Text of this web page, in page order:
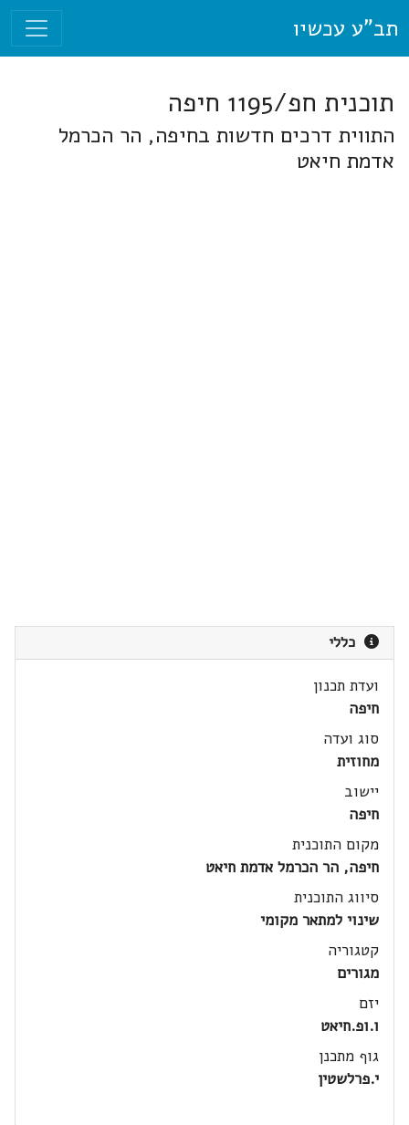
תב"ע עכשיו
תוכנית חפ/1195 חיפה
התווית דרכים חדשות בחיפה, הר הכרמל
אדמת חיאט
כללי
ועדת תכנון
חיפה
סוג ועדה
מחוזית
יישוב
חיפה
מקום התוכנית
חיפה, הר הכרמל אדמת חיאט
סיווג התוכנית
שינוי למתאר מקומי
קטגוריה
מגורים
יזם
ו.ופ.חיאט
גוף מתכנן
י.פרלשטין